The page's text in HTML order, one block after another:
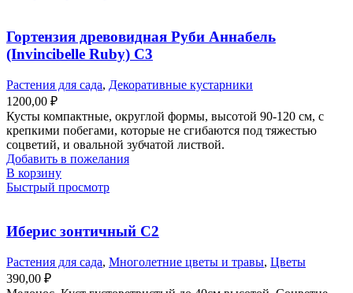
Гортензия древовидная Руби Аннабель
(Invincibelle Ruby) С3
Растения для сада, Декоративные кустарники
1200,00 ₽
Кусты компактные, округлой формы, высотой 90-120 см, с
крепкими побегами, которые не сгибаются под тяжестью
соцветий, и овальной зубчатой листвой.
Добавить в пожелания
В корзину
Быстрый просмотр
Иберис зонтичный С2
Растения для сада, Многолетние цветы и травы, Цветы
390,00 ₽